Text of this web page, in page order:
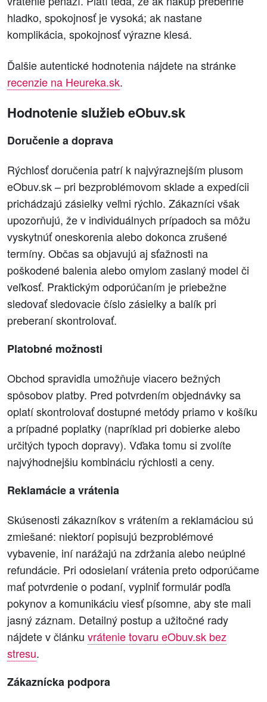
hladko, spokojnosť je vysoká; ak nastane
komplikácia, spokojnosť výrazne klesá.
Ďalšie autentické hodnotenia nájdete na stránke
recenzie na Heureka.sk.
Hodnotenie služieb eObuv.sk
Doručenie a doprava
Rýchlosť doručenia patrí k najvýraznejším plusom
eObuv.sk – pri bezproblémovom sklade a expedícii
prichádzajú zásielky veľmi rýchlo. Zákazníci však
upozorňujú, že v individuálnych prípadoch sa môžu
vyskytnúť oneskorenia alebo dokonca zrušené
termíny. Občas sa objavujú aj sťažnosti na
poškodené balenia alebo omylom zaslaný model či
veľkosť. Praktickým odporúčaním je priebežne
sledovať sledovacie číslo zásielky a balík pri
preberaní skontrolovať.
Platobné možnosti
Obchod spravidla umožňuje viacero bežných
spôsobov platby. Pred potvrdením objednávky sa
oplatí skontrolovať dostupné metódy priamo v košíku
a prípadné poplatky (napríklad pri dobierke alebo
určitých typoch dopravy). Vďaka tomu si zvolíte
najvýhodnejšiu kombináciu rýchlosti a ceny.
Reklamácie a vrátenia
Skúsenosti zákazníkov s vrátením a reklamáciou sú
zmiešané: niektorí popisujú bezproblémové
vybavenie, iní narážajú na zdržania alebo neúplné
refundácie. Pri odosielaní vrátenia preto odporúčame
mať potvrdenie o podaní, vyplniť formulár podľa
pokynov a komunikáciu viesť písomne, aby ste mali
jasný záznam. Detailný postup a užitočné rady
nájdete v článku vrátenie tovaru eObuv.sk bez
stresu.
Zákaznícka podpora